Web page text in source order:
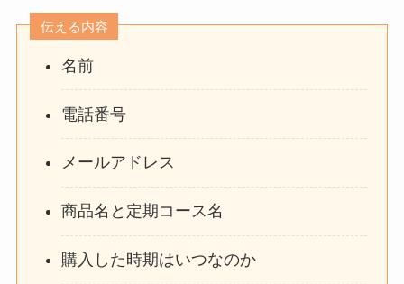
伝える内容
名前
電話番号
メールアドレス
商品名と定期コース名
購入した時期はいつなのか